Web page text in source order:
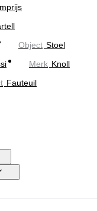
Object Stoel
Merk Knoll
Fauteuil